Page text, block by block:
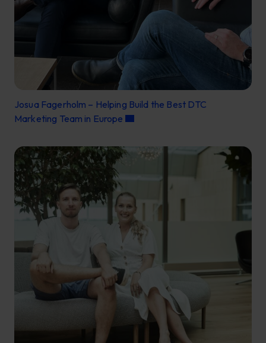
Josua Fagerholm – Helping Build the Best DTC
Marketing Team in Europe